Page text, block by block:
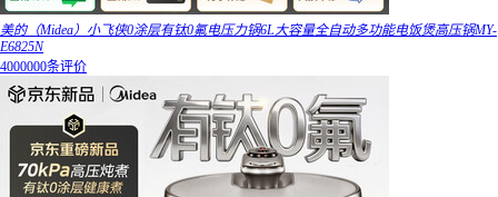
美的（Midea）小飞侠0涂层有钛0氟电压力锅6L大容量全自动多功能电饭煲高压锅MY-
E6825N
4000000条评价